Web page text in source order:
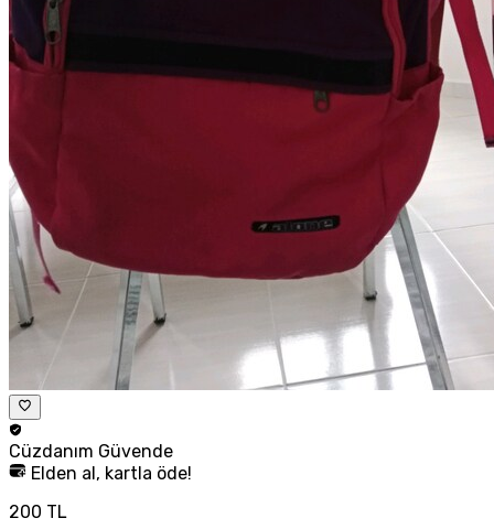
Cüzdanım Güvende
Elden al, kartla öde!
200 TL